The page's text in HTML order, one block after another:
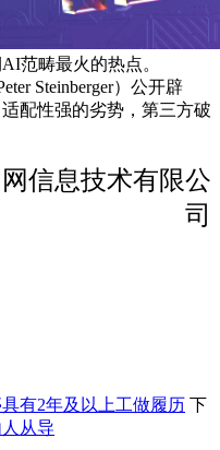
范畴最火的热点。
Steinberger）公开辟
配性强的劣势，第三方破
信息技术有限公
司
有2年及以上工做履历 下
从导